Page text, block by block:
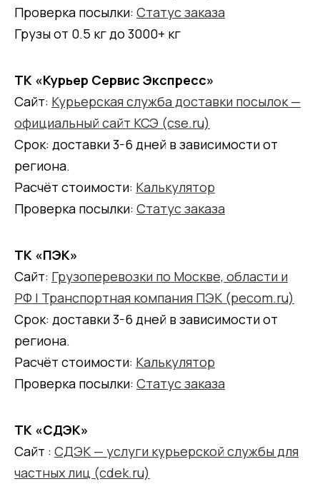
Проверка посылки: Статус заказа
Грузы от 0.5 кг до 3000+ кг
ТК «Курьер Сервис Экспресс»
Сайт: Курьерская служба доставки посылок —
официальный сайт КСЭ (cse.ru)
Срок: доставки 3-6 дней в зависимости от
региона.
Расчёт стоимости: Калькулятор
Проверка посылки: Статус заказа
ТК «ПЭК»
Сайт: Грузоперевозки по Москве, области и
РФ | Транспортная компания ПЭК (pecom.ru)
Срок: доставки 3-6 дней в зависимости от
региона.
Расчёт стоимости: Калькулятор
Проверка посылки: Статус заказа
ТК «СДЭК»
Сайт : СДЭК — услуги курьерской службы для
частных лиц (cdek.ru)